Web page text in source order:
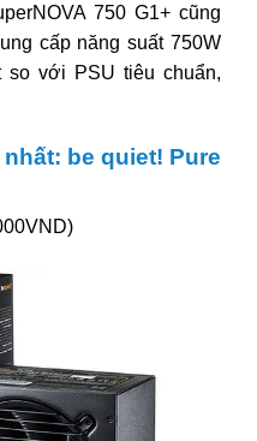
750 G1+ cũng
cấp năng suất 750W
với PSU tiêu chuẩn,
be quiet! Pure